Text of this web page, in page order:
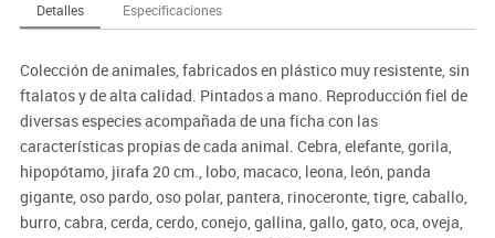
Detalles Especificaciones
Colección de animales, fabricados en plástico muy resistente, sin
ftalatos y de alta calidad. Pintados a mano. Reproducción fiel de
diversas especies acompañada de una ficha con las
características propias de cada animal. Cebra, elefante, gorila,
hipopótamo, jirafa 20 cm., lobo, macaco, leona, león, panda
gigante, oso pardo, oso polar, pantera, rinoceronte, tigre, caballo,
burro, cabra, cerda, cerdo, conejo, gallina, gallo, gato, oca, oveja,